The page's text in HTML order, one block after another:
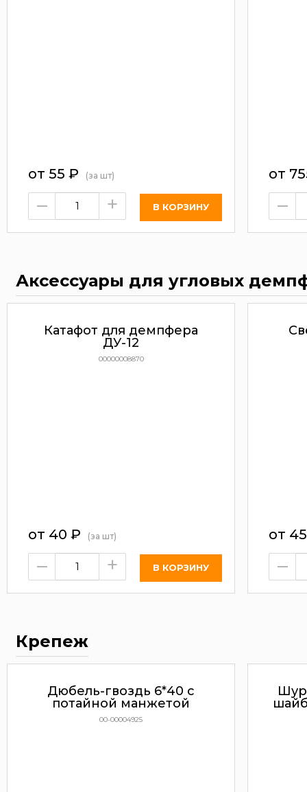
от 55 ₽ (за шт)
– +
от
–
Аксессуары для угловых
Катафот для демпфера
ДУ-12
00000008870
от 40 ₽ (за шт)
– +
от
–
Крепеж
Дюбель-гвоздь 6*40 с
потайной манжетой
00-00004925